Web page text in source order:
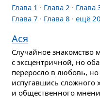
Глава 1
Глава 2 Глава
Глава 7
Глава 8 ещё
Ася
Случайное знакомство
с эксцентричной, но
переросло в любовь,
испугавшись сложного
и общественного